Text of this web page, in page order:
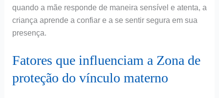
quando a mãe responde de maneira sensível e atenta, a
criança aprende a confiar e a se sentir segura em sua
presença.
Fatores que influenciam a Zona de
proteção do vínculo materno